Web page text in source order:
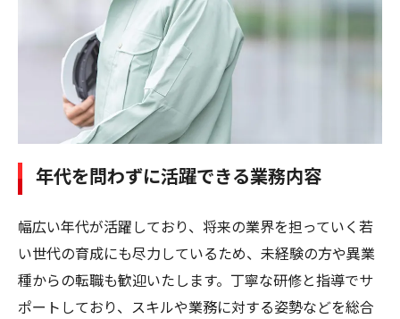
年代を問わずに活躍できる業務内容
幅広い年代が活躍しており、将来の業界を担っていく若
い世代の育成にも尽力しているため、未経験の方や異業
種からの転職も歓迎いたします。丁寧な研修と指導でサ
ポートしており、スキルや業務に対する姿勢などを総合